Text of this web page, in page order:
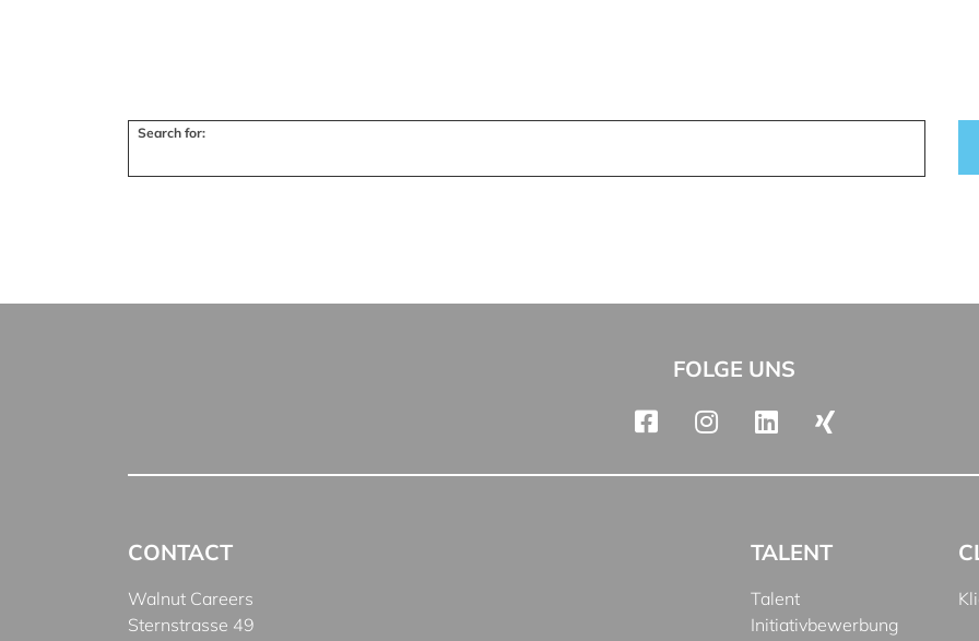
Search for:
FOLGE UNS
CONTACT
Walnut Careers
Sternstrasse 49
TALENT
Talent
Initiativbewerbung